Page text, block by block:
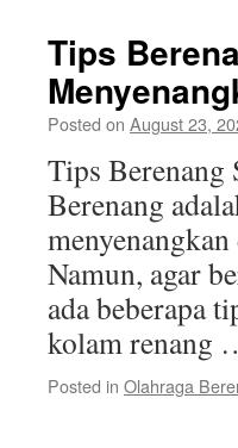
Tips
Posted on August 23,
Tips Berenang
Berenang
Namun, agar
ada beberapa
kolam renang
Posted in Olahraga